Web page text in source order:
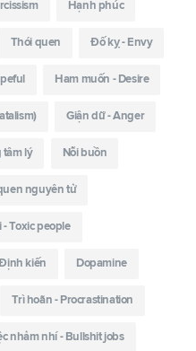
Hạnh phúc
Thói quen Đố kỵ - Envy
Ham muốn - Desire
Giận dữ - Anger
tâm lý Nỗi buồn
nguyên tử
- Toxic people
kiến Dopamine
Trì hoãn - Procrastination
nhảm nhí - Bullshit jobs